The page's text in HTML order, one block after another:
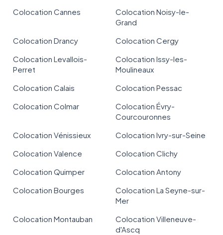
Colocation Cannes
Colocation Noisy-le-
Grand
Colocation Drancy
Colocation Cergy
Colocation Levallois-
Perret
Colocation Issy-les-
Moulineaux
Colocation Calais
Colocation Pessac
Colocation Colmar
Colocation Évry-
Courcouronnes
Colocation Vénissieux
Colocation Ivry-sur-Seine
Colocation Valence
Colocation Clichy
Colocation Quimper
Colocation Antony
Colocation Bourges
Colocation La Seyne-sur-
Mer
Colocation Montauban
Colocation Villeneuve-
d'Ascq